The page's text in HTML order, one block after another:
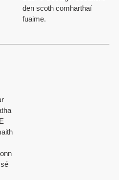
den scoth comharthaí
fuaime.
gairmiúla le 30+ bliain de thaithí
ODM.